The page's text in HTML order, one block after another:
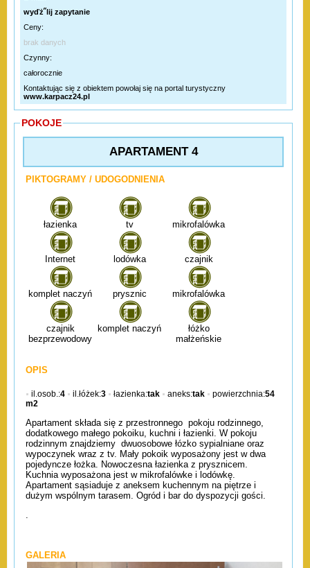
wyďż˝lij zapytanie
Ceny:
brak danych
Czynny:
całorocznie
Kontaktując się z obiektem powołaj się na portal turystyczny
www.karpacz24.pl
POKOJE
APARTAMENT 4
PIKTOGRAMY / UDOGODNIENIA
łazienka tv mikrofalówka
Internet lodówka czajnik
komplet naczyń prysznic mikrofalówka
czajnik
bezprzewodowy
komplet naczyń
łóżko
małżeńskie
OPIS
il.osob.:4 il.łóżek:3 łazienka:tak aneks:tak powierzchnia:54
m2
Apartament składa się z przestronnego pokoju rodzinnego,
dodatkowego małego pokoiku, kuchni i łazienki. W pokoju
rodzinnym znajdziemy dwuosobowe łózko sypialniane oraz
wypoczynek wraz z tv. Mały pokoik wyposażony jest w dwa
pojedyncze łożka. Nowoczesna łazienka z prysznicem.
Kuchnia wyposażona jest w mikrofalówke i lodówkę.
Apartament sąsiaduje z aneksem kuchennym na piętrze i
dużym wspólnym tarasem. Ogród i bar do dyspozycji gości.
.
GALERIA